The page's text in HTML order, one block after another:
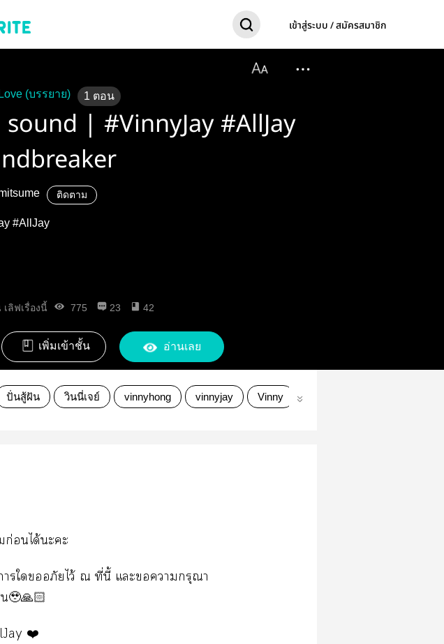
เข้าสู่ระบบ / สมัครสมาชิก
(บรรยาย) 1 ตอน
| #VinnyJay #AllJay
ติดตาม
#AllJay
เลิฟเรื่องนี้ 775 23 42
เพิ่มเข้าชั้น อ่านเลย
ปั่นสู้ฝัน วินนี่เจย์ vinnyhong vinnyjay Vinny
ก่อนได้ะะ
ใอภัยไว้ ณ ที่นี้ แะากรุณา
❤️